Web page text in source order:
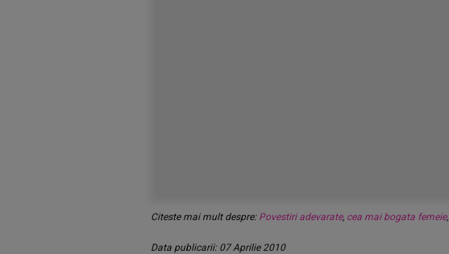
Citeste mai mult despre: Povestiri adevarate, cea mai bogata femeie,
Data publicarii: 07 Aprilie 2010